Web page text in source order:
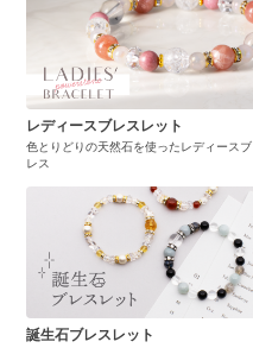
レディースブレスレット
色とりどりの天然石を使ったレディースブ
レス
誕生石ブレスレット